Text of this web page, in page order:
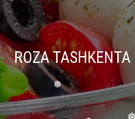
❅
ROZA TASHKENTA